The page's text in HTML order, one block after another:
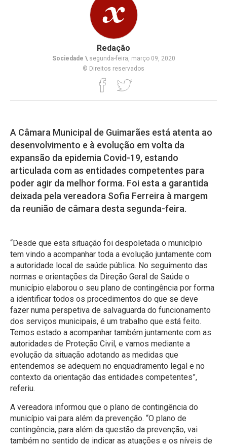
Redação
Sociedade \segunda-feira, março 09, 2020
© Direitos reservados
A Câmara Municipal de Guimarães está atenta ao
desenvolvimento e à evolução em volta da
expansão da epidemia Covid-19, estando
articulada com as entidades competentes para
poder agir da melhor forma. Foi esta a garantida
deixada pela vereadora Sofia Ferreira à margem
da reunião de câmara desta segunda-feira.
“Desde que esta situação foi despoletada o município
tem vindo a acompanhar toda a evolução juntamente com
a autoridade local de saúde pública. No seguimento das
normas e orientações da Direção Geral de Saúde o
município elaborou o seu plano de contingência por forma
a identificar todos os procedimentos do que se deve
fazer numa perspetiva de salvaguarda do funcionamento
dos serviços municipais, é um trabalho que está feito.
Temos estado a acompanhar também juntamente com as
autoridades de Proteção Civil, e vamos mediante a
evolução da situação adotando as medidas que
entendemos se adequem no enquadramento legal e no
contexto da orientação das entidades competentes”,
referiu.
A vereadora informou que o plano de contingência do
município vai para além da prevenção. “O plano de
contingência, para além da questão da prevenção, vai
também no sentido de indicar as atuações e os níveis de